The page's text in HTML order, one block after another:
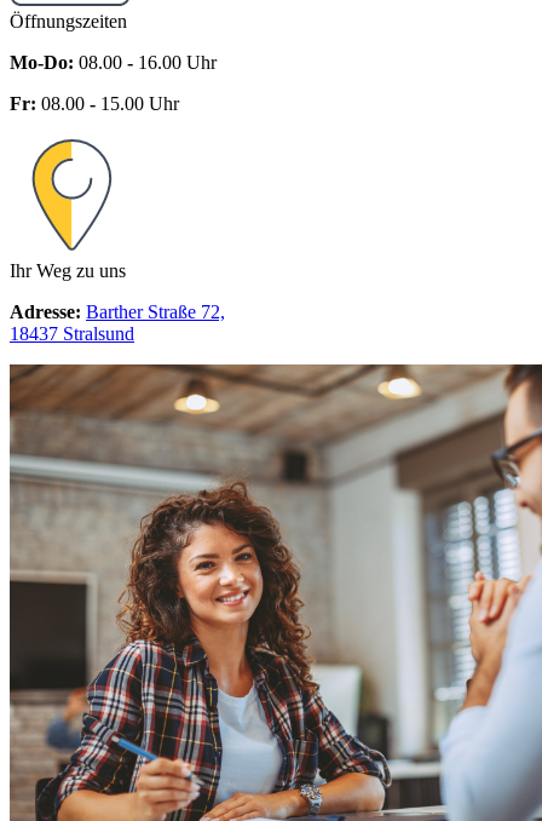
Öffnungszeiten
Mo-Do: 08.00 - 16.00 Uhr
Fr: 08.00 - 15.00 Uhr
Ihr Weg zu uns
Adresse: Barther Straße 72,
18437 Stralsund